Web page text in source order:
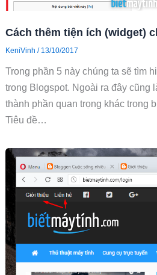
Cách thêm tiện ích (widget)
KeniVinh / 13/10/2017
Trong phần 5 này chúng ta sẽ tìm
trong Blogspot. Ngoài ra đây cũng
thành phần quan trọng khác trong
Tiêu đề…